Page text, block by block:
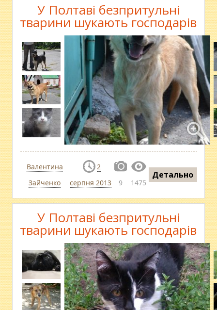
У Полтаві безпритульні
тварини шукають господарів
Валентина
Зайченко
2
серпня 2013
9 1475
Детально
У Полтаві безпритульні
тварини шукають господарів